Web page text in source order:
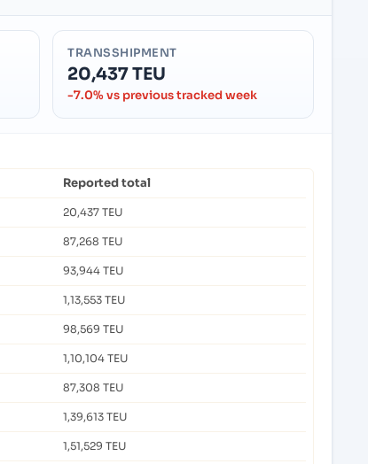
TRANSSHIPMENT
20,437 TEU
-7.0% vs previous tracked week
Reported total
20,437 TEU
87,268 TEU
93,944 TEU
1,13,553 TEU
98,569 TEU
1,10,104 TEU
87,308 TEU
1,39,613 TEU
1,51,529 TEU